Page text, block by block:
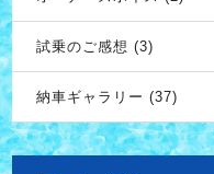
試乗のご感想 (3)
納車ギャラリー (37)